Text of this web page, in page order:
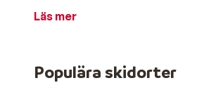
Charmiga skidorter i Val di
När det gäller skidorter i Val di
närhet till liftarna. Här finns ett
Läs mer
Populära skidorter